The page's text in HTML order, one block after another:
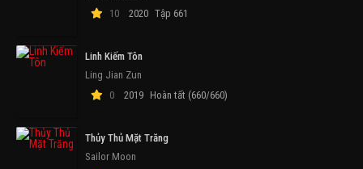
10
2020 Tập 661
Linh Kiếm Tôn
Ling Jian Zun
0
2019 Hoàn tất (660/660)
Thủy Thủ Mặt Trăng
Sailor Moon